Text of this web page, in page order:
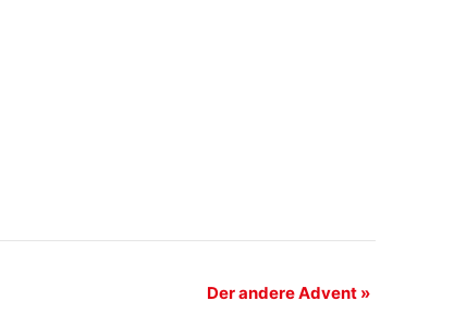
Der andere Advent »